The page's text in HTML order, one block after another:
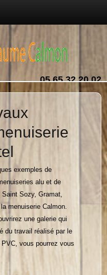
05 65 32 20 02
06 82 34 35 59
exemples de
alu et de
Sozy, Gramat,
menuiserie Calmon.
une galerie qui
du travail réalisé par le
vous pourrez vous